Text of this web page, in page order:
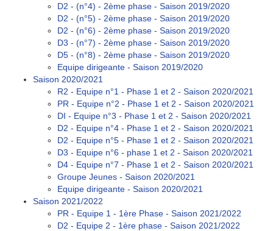
D2 - (n°4) - 2ème phase - Saison 2019/2020
D2 - (n°5) - 2ème phase - Saison 2019/2020
D2 - (n°6) - 2ème phase - Saison 2019/2020
D3 - (n°7) - 2ème phase - Saison 2019/2020
D5 - (n°8) - 2ème phase - Saison 2019/2020
Equipe dirigeante - Saison 2019/2020
Saison 2020/2021
R2 - Equipe n°1 - Phase 1 et 2 - Saison 2020/2021
PR - Equipe n°2 - Phase 1 et 2 - Saison 2020/2021
DI - Equipe n°3 - Phase 1 et 2 - Saison 2020/2021
D2 - Equipe n°4 - Phase 1 et 2 - Saison 2020/2021
D2 - Equipe n°5 - Phase 1 et 2 - Saison 2020/2021
D3 - Equipe n°6 - phase 1 et 2 - Saison 2020/2021
D4 - Equipe n°7 - Phase 1 et 2 - Saison 2020/2021
Groupe Jeunes - Saison 2020/2021
Equipe dirigeante - Saison 2020/2021
Saison 2021/2022
PR - Equipe 1 - 1ère Phase - Saison 2021/2022
D2 - Equipe 2 - 1ère phase - Saison 2021/2022